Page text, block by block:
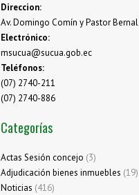
Direccion:
Av. Domingo Comín y Pastor Bernal
Electrónico:
msucua@sucua.gob.ec
Teléfonos:
(07) 2740-211
(07) 2740-886
Categorías
Actas Sesión concejo (3)
Adjudicación bienes inmuebles (19)
Noticias (416)